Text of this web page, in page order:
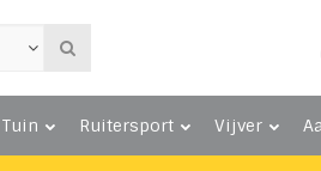
Tuin Ruitersport Vijver